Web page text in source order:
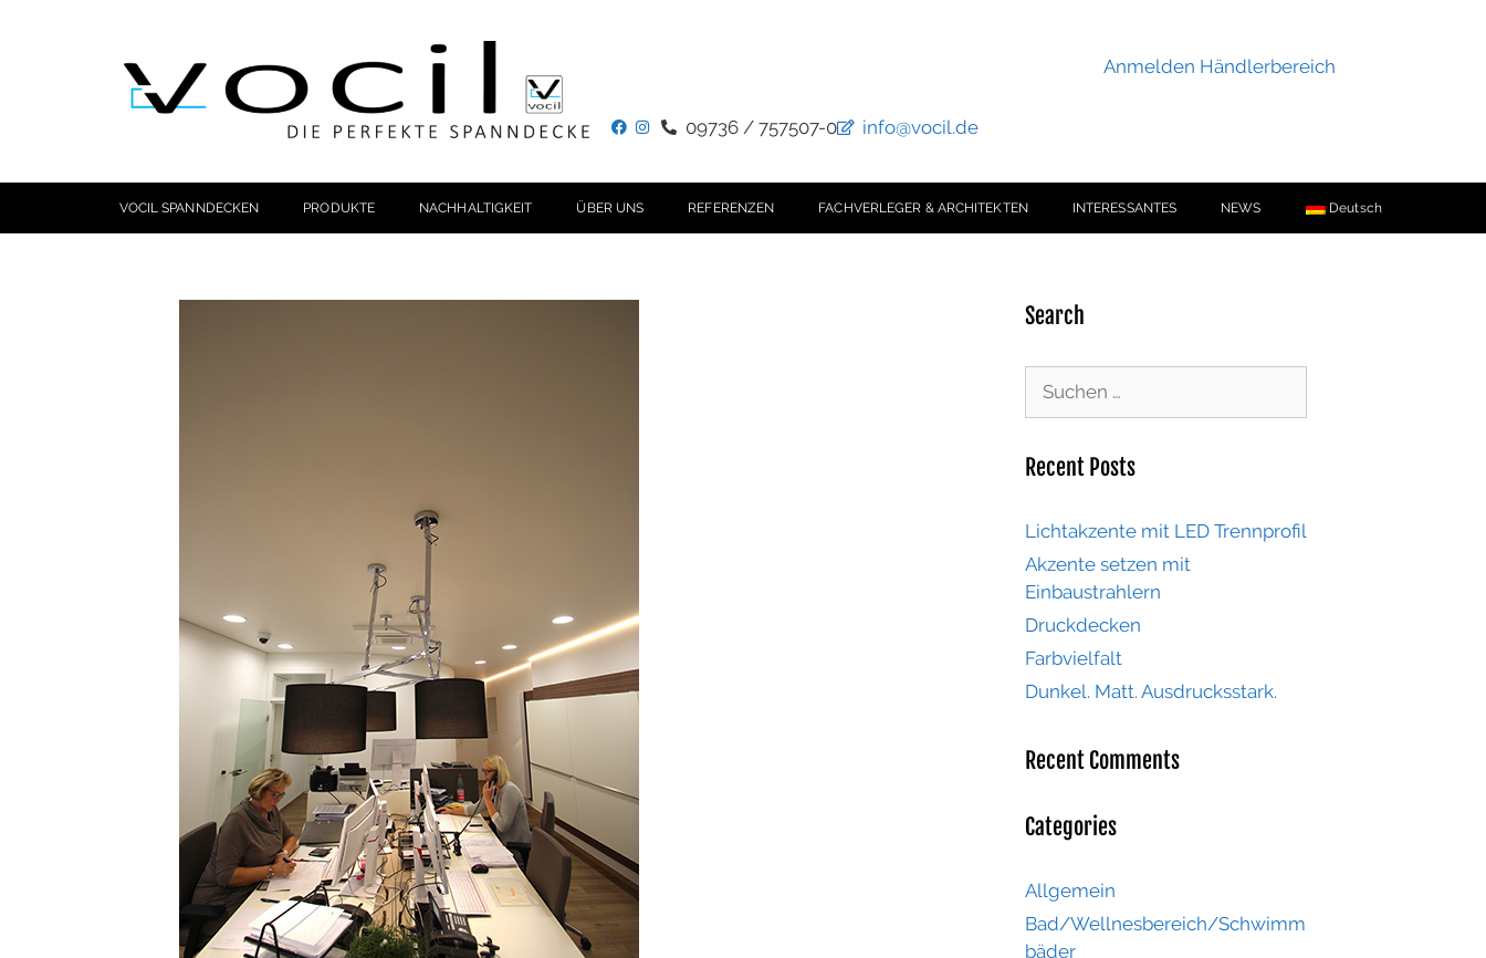
Anmelden Händlerbereich
09736 / 757507-0 info@vocil.de
VOCIL SPANNDECKEN PRODUKTE NACHHALTIGKEIT ÜBER UNS REFERENZEN FACHVERLEGER & ARCHITEKTEN INTERESSANTES NEWS Deutsch
Search
Recent Posts
Lichtakzente mit LED Trennprofil
Akzente setzen mit
Einbaustrahlern
Druckdecken
Farbvielfalt
Dunkel. Matt. Ausdrucksstark.
Recent Comments
Categories
Allgemein
Bad/Wellnesbereich/Schwimm
bäder